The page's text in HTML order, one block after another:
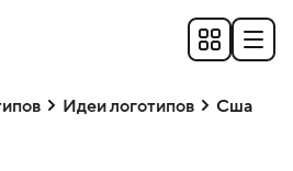
Идеи логотипов Сша